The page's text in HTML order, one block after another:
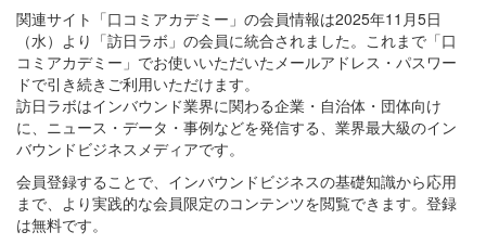
替
え
関連サイト「口コミアカデミー」の会員情報は2025年11月5日
（水）より「訪日ラボ」の会員に統合されました。これまで「口
コミアカデミー」でお使いいただいたメールアドレス・パスワー
ドで引き続きご利用いただけます。
訪日ラボはインバウンド業界に関わる企業・自治体・団体向け
に、ニュース・データ・事例などを発信する、業界最大級のイン
バウンドビジネスメディアです。
会員登録することで、インバウンドビジネスの基礎知識から応用
まで、より実践的な会員限定のコンテンツを閲覧できます。登録
は無料です。